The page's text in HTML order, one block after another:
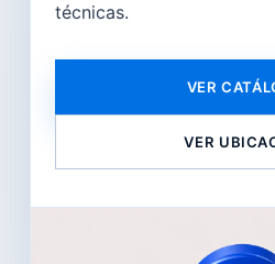
técnicas.
VER
VER